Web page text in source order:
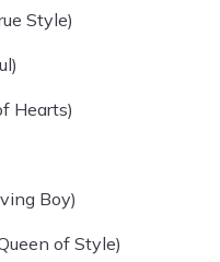
Style)
Hearts)
Boy)
of Style)